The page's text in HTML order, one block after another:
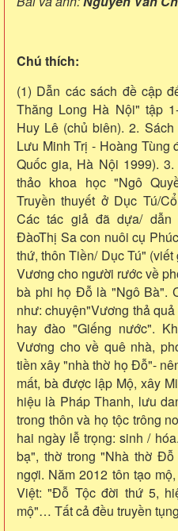
Chú thích:
(1) Dẫn các sách đề cập
Thăng Long Hà Nội" tập
Huy Lê (chủ biên). 2.
Lưu Minh Trị - Hoàng Tùng
Quốc gia, Hà Nội 1999).
thảo khoa học "Ngô
Truyền thuyết ở Dục Tú/
Các tác giả đã dựa/ dẫn
ĐàoThị Sa con nuôi cụ
thứ, thôn Tiền/ Dục Tú"
Vương cho người rước về
bà phi họ Đỗ là "Ngô Bà".
như: chuyện"Vương thả
hay đào "Giếng nước".
Vương cho về quê nhà,
tiền xây "nhà thờ họ Đỗ"-
mất, bà được lập Mộ, xây
hiệu là Pháp Thanh, lưu
trong thôn và họ tộc trông
hai ngày lễ trọng: sinh /
bạ", thờ trong "Nhà thờ
ngợi. Năm 2012 tôn tạo
Việt: "Đỗ Tộc đời thứ 5,
mộ"… Tất cả đều truyền